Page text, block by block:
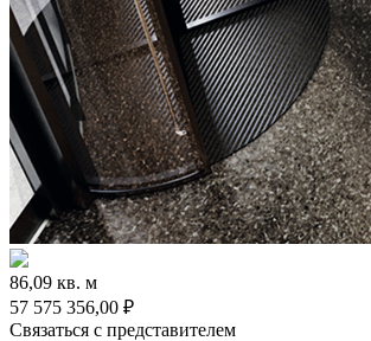
86,09 кв. м
57 575 356,00 ₽
Связаться с представителем